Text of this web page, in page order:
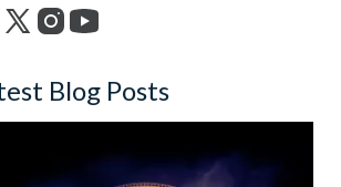
Twitter)Blog Posts